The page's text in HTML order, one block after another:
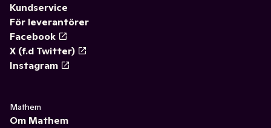
Kundservice
För leverantörer
Facebook
X (f.d Twitter)
Instagram
Mathem
Om Mathem